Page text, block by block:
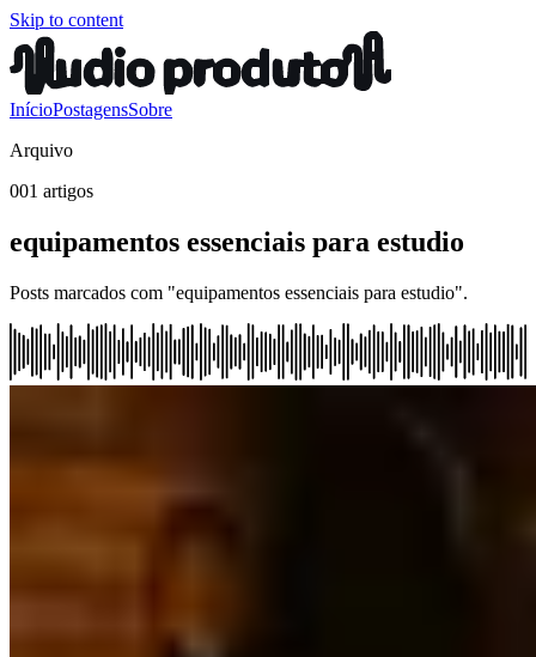
Skip to content
InícioPostagensSobre
Arquivo
001 artigos
equipamentos essenciais para estudio
Posts marcados com "equipamentos essenciais para estudio".